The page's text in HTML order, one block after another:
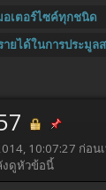
เตอร์ไซค์ทุกชนิด
ยได้ในการประมูล
10:07:27 ก่อน
งดูหัวข้อนี้